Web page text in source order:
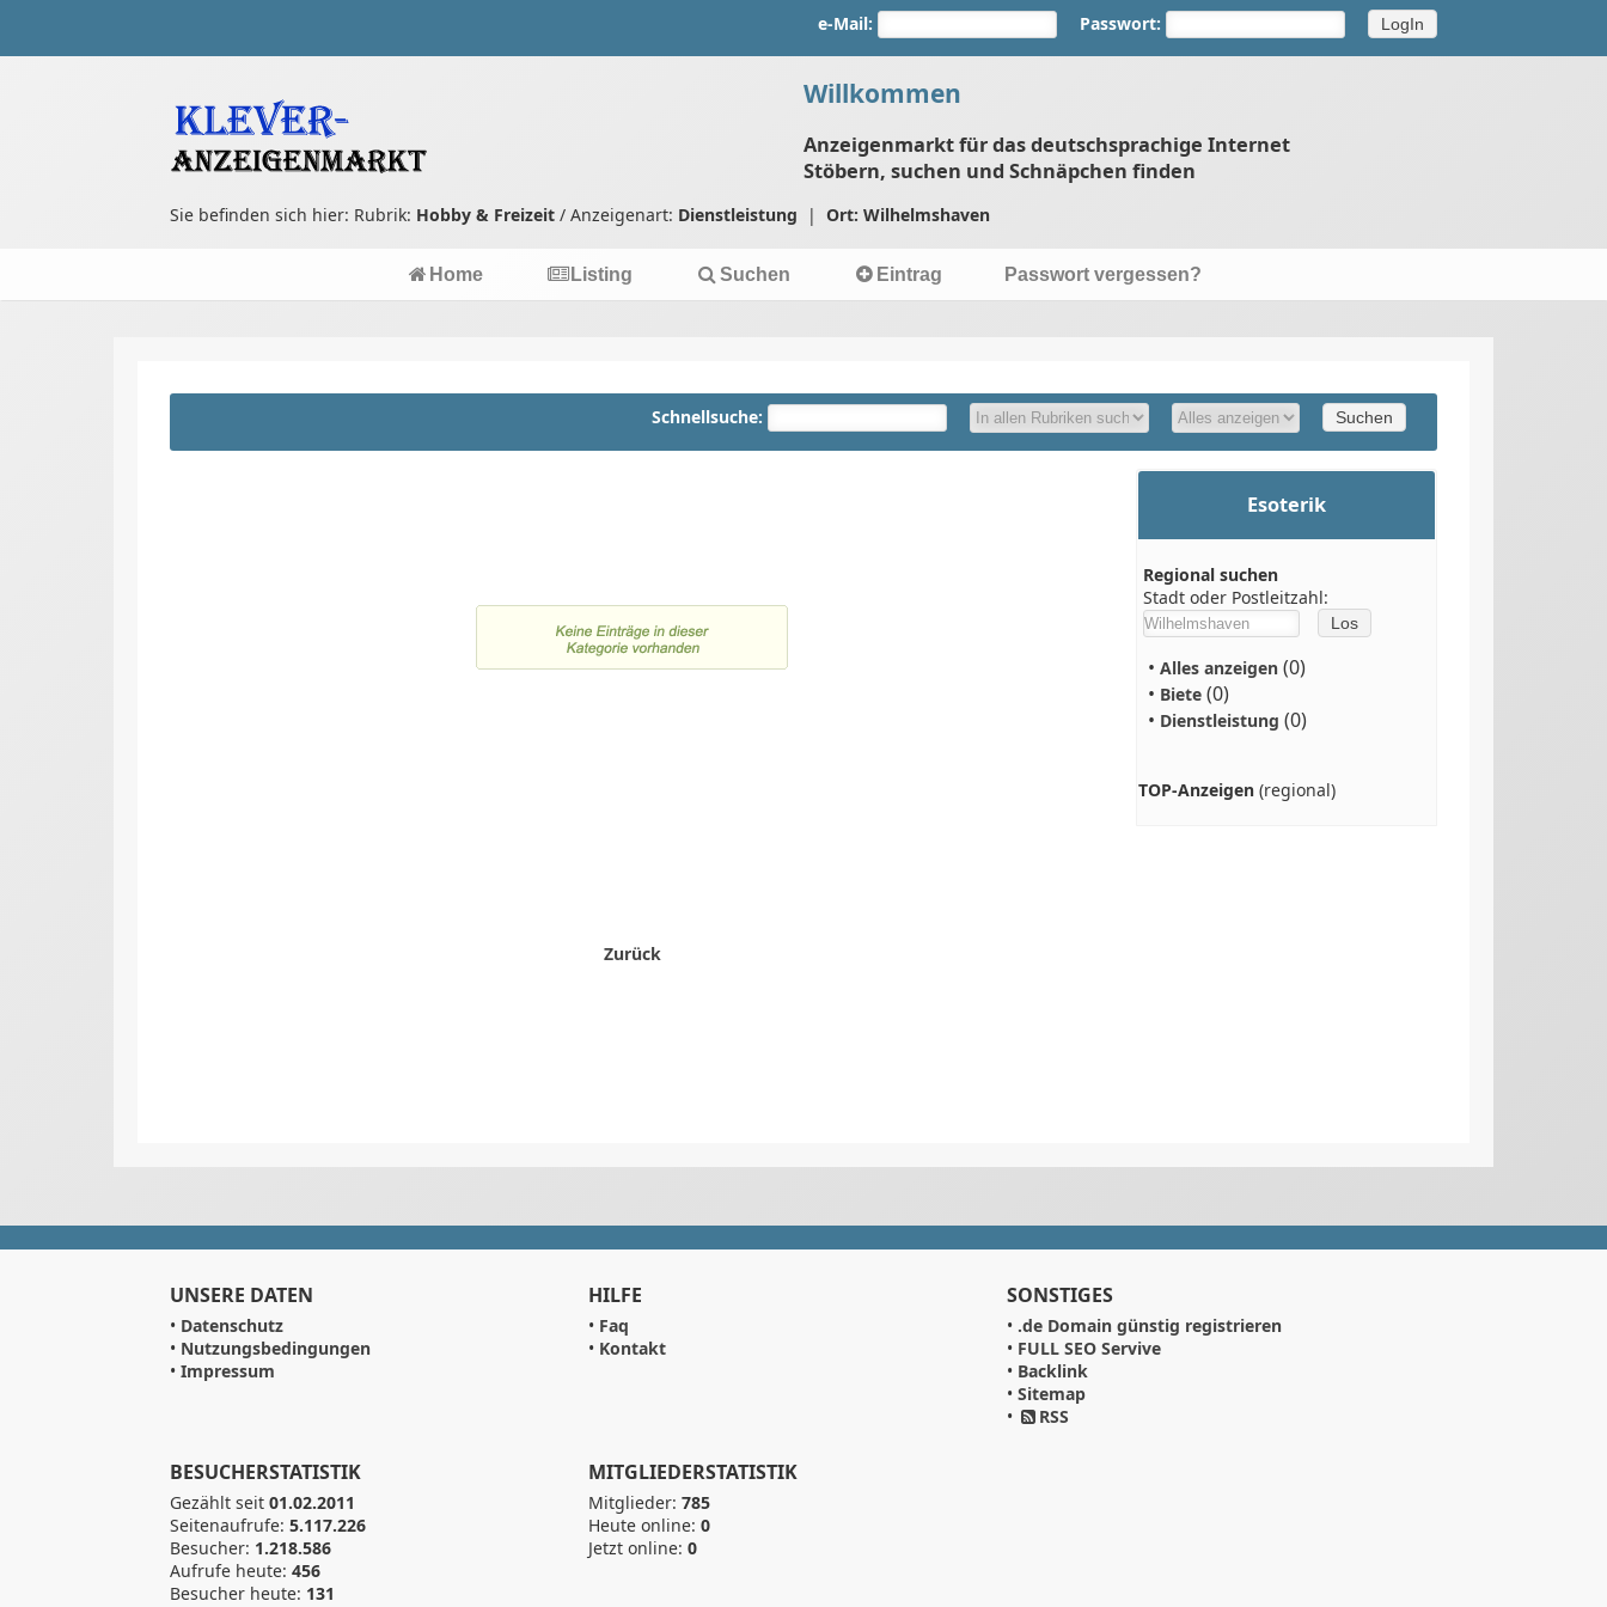
e-Mail: Passwort:
Willkommen
Anzeigenmarkt für das deutschsprachige Internet
Stöbern, suchen und Schnäpchen finden
Sie befinden sich hier: Rubrik: Hobby & Freizeit / Anzeigenart: Dienstleistung | Ort: Wilhelmshaven
Home Listing Suchen Eintrag Passwort vergessen?
Schnellsuche:
Zurück
Esoterik
Regional suchen
Stadt oder Postleitzahl:
• Alles anzeigen (0)
• Biete (0)
• Dienstleistung (0)
TOP-Anzeigen (regional)
UNSERE DATEN
• Datenschutz
• Nutzungsbedingungen
• Impressum
HILFE
• Faq
• Kontakt
SONSTIGES
• .de Domain günstig registrieren
• FULL SEO Servive
• Backlink
• Sitemap
•
RSS
BESUCHERSTATISTIK
Gezählt seit 01.02.2011
Seitenaufrufe: 5.117.226
Besucher: 1.218.586
Aufrufe heute: 456
Besucher heute: 131
MITGLIEDERSTATISTIK
Mitglieder: 785
Heute online: 0
Jetzt online: 0